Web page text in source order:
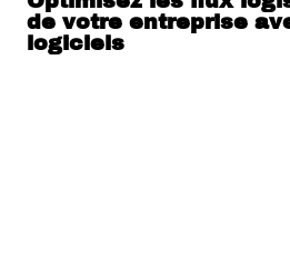
de votre entreprise
logiciels